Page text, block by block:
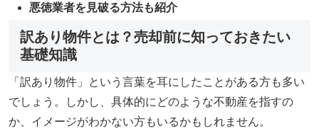
悪徳業者を見破る方法も紹介
訳あり物件とは？売却前に知っておきたい
基礎知識
「訳あり物件」という言葉を耳にしたことがある方も多い
でしょう。しかし、具体的にどのような不動産を指すの
か、イメージがわかない方もいるかもしれません。